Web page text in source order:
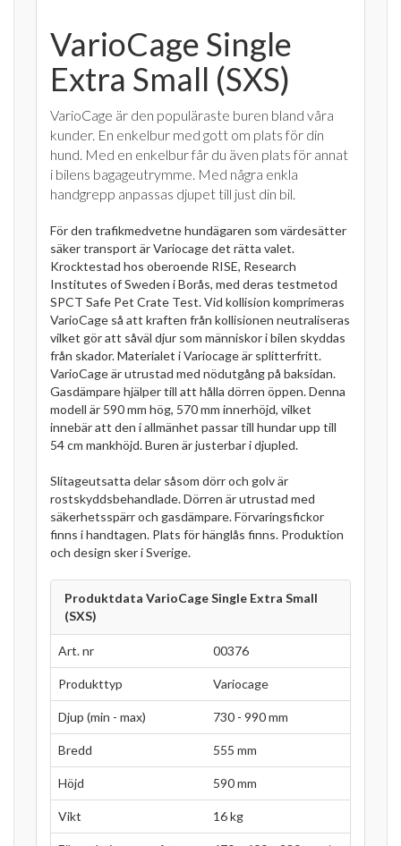
VarioCage Single
Extra Small (SXS)
VarioCage är den populäraste buren bland våra
kunder. En enkelbur med gott om plats för din
hund. Med en enkelbur får du även plats för annat
i bilens bagageutrymme. Med några enkla
handgrepp anpassas djupet till just din bil.
För den trafikmedvetne hundägaren som värdesätter
säker transport är Variocage det rätta valet.
Krocktestad hos oberoende RISE, Research
Institutes of Sweden i Borås, med deras testmetod
SPCT Safe Pet Crate Test. Vid kollision komprimeras
VarioCage så att kraften från kollisionen neutraliseras
vilket gör att såväl djur som människor i bilen skyddas
från skador. Materialet i Variocage är splitterfritt.
VarioCage är utrustad med nödutgång på baksidan.
Gasdämpare hjälper till att hålla dörren öppen. Denna
modell är 590 mm hög, 570 mm innerhöjd, vilket
innebär att den i allmänhet passar till hundar upp till
54 cm mankhöjd. Buren är justerbar i djupled.
Slitageutsatta delar såsom dörr och golv är
rostskyddsbehandlade. Dörren är utrustad med
säkerhetsspärr och gasdämpare. Förvaringsfickor
finns i handtagen. Plats för hänglås finns. Produktion
och design sker i Sverige.
Produktdata VarioCage Single Extra Small
(SXS)
Art. nr 00376
Produkttyp Variocage
Djup (min - max) 730 - 990 mm
Bredd 555 mm
Höjd 590 mm
Vikt 16 kg